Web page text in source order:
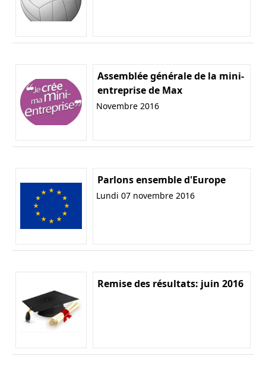
Assemblée générale de la mini-
entreprise de Max
Novembre 2016
Parlons ensemble d'Europe
Lundi 07 novembre 2016
Remise des résultats: juin 2016